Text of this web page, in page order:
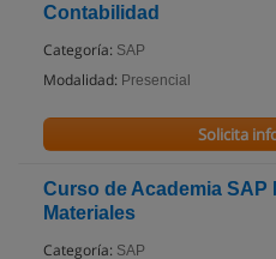
Contabilidad
Categoría: SAP
Modalidad: Presencial
Solicita
Curso de Academia SAP
Materiales
Categoría: SAP